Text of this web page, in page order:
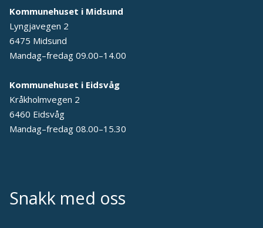
Kommunehuset i Midsund
Lyngjavegen 2
6475 Midsund
Mandag–fredag 09.00–14.00
Kommunehuset i Eidsvåg
Kråkholmvegen 2
6460 Eidsvåg
Mandag–fredag 08.00–15.30
Snakk med oss